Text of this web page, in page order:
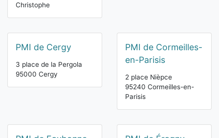
Christophe
PMI de Cergy
3 place de la Pergola
95000 Cergy
PMI de Cormeilles-
en-Parisis
2 place Nièpce
95240 Cormeilles-en-
Parisis